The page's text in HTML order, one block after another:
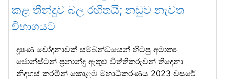
කළ තීන්දුව බල රහිතයි; නඩුව නැවත
විභාගයට
දූෂණ චෝදනාවක් සම්බන්ධයෙන් හිටපු අමාත්‍ය
ජොන්ස්ටන් ප්‍රනාන්දු ඇතුළු විත්තිකරුවන් තිදෙනා
නිදහස් කරමින් කොළඹ මහාධිකරණය 2023 වසරේ